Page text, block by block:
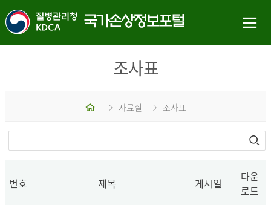
조사표
홈 자료실 조사표
번호 제목 게시일
다운
로드